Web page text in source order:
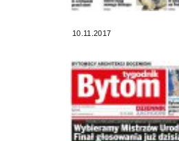
10.11.2017